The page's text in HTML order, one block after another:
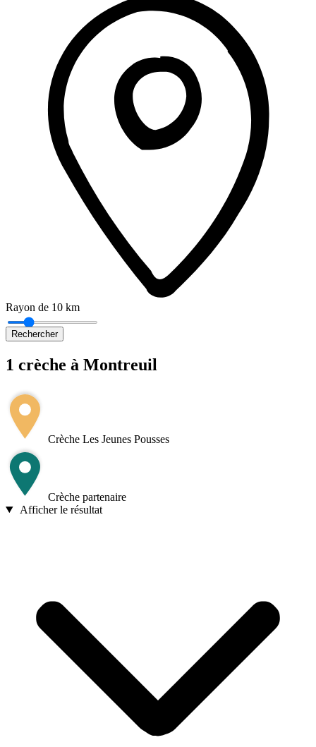
Rayon de 10 km
Rechercher
1 crèche à Montreuil
+
−
Crèche Les Jeunes Pousses
Crèche partenaire
Afficher le résultat